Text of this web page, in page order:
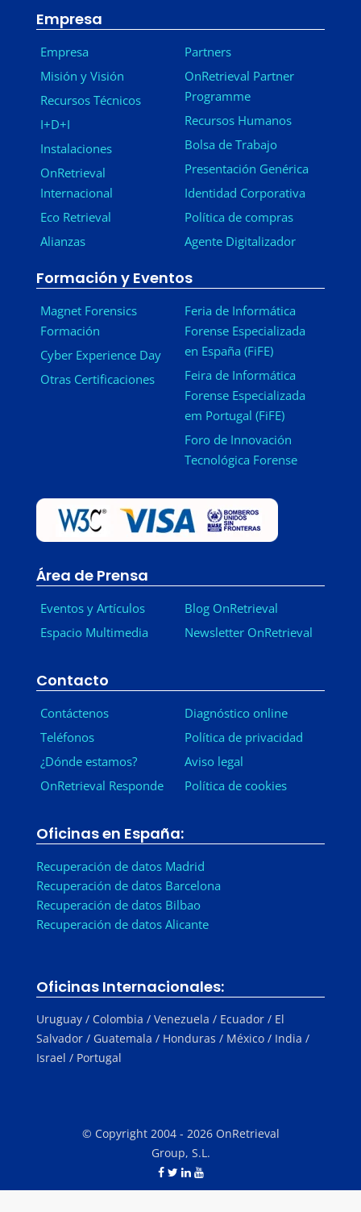
Empresa
Empresa
Misión y Visión
Recursos Técnicos
I+D+I
Instalaciones
OnRetrieval
Internacional
Eco Retrieval
Alianzas
Partners
OnRetrieval Partner
Programme
Recursos Humanos
Bolsa de Trabajo
Presentación Genérica
Identidad Corporativa
Política de compras
Agente Digitalizador
Formación y Eventos
Magnet Forensics
Formación
Cyber Experience Day
Otras Certificaciones
Feria de Informática
Forense Especializada
en España (FiFE)
Feira de Informática
Forense Especializada
em Portugal (FiFE)
Foro de Innovación
Tecnológica Forense
Área de Prensa
Eventos y Artículos
Espacio Multimedia
Blog OnRetrieval
Newsletter OnRetrieval
Contacto
Contáctenos
Teléfonos
¿Dónde estamos?
OnRetrieval Responde
Diagnóstico online
Política de privacidad
Aviso legal
Política de cookies
Oficinas en España:
Recuperación de datos Madrid
Recuperación de datos Barcelona
Recuperación de datos Bilbao
Recuperación de datos Alicante
Oficinas Internacionales:
Uruguay / Colombia / Venezuela / Ecuador / El
Salvador / Guatemala / Honduras / México / India /
Israel / Portugal
© Copyright 2004 - 2026 OnRetrieval
Group, S.L.